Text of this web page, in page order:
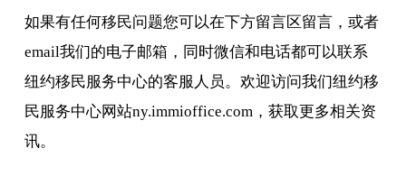
如果有任何移民问题您可以在下方留言区留言，或者
email我们的电子邮箱，同时微信和电话都可以联系
纽约移民服务中心的客服人员。欢迎访问我们纽约移
民服务中心网站ny.immioffice.com，获取更多相关资
讯。